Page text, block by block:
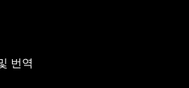
번역